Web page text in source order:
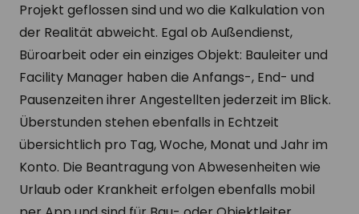
Projekt geflossen sind und wo die Kalkulation von
der Realität abweicht. Egal ob Außendienst,
Büroarbeit oder ein einziges Objekt: Bauleiter und
Facility Manager haben die Anfangs-, End- und
Pausenzeiten ihrer Angestellten jederzeit im Blick.
Überstunden stehen ebenfalls in Echtzeit
übersichtlich pro Tag, Woche, Monat und Jahr im
Konto. Die Beantragung von Abwesenheiten wie
Urlaub oder Krankheit erfolgen ebenfalls mobil